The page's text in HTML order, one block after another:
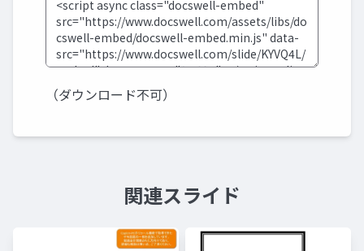
（ダウンロード不可）
関連スライド